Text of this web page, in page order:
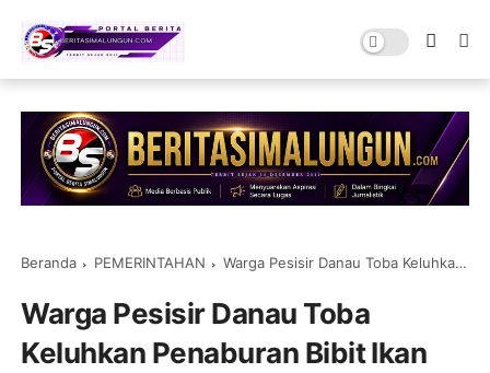
Beranda PEMERINTAHAN Warga Pesisir Danau Toba Keluhkan Penaburan Bibit Ikan Bawal Mini di Danau Toba
Warga Pesisir Danau Toba
Keluhkan Penaburan Bibit Ikan